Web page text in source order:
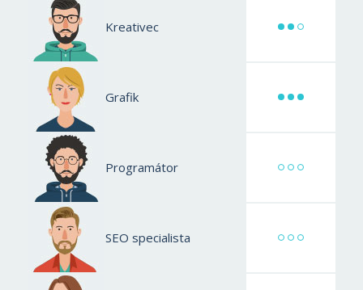
Kreativec
Grafik
Programátor
SEO specialista